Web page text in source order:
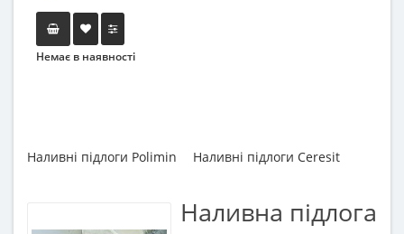
Немає в наявності
Наливні підлоги Polimin Наливні підлоги Ceresit
Наливна підлога